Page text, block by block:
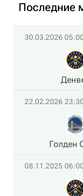
Последние
30.03.2026 05:00
22.02.2026 23:30
Голден
08.11.2025 06:00